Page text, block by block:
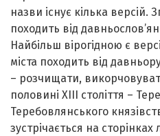
назви існує кілька версій.
походить від
Найбільш вірогідною є
міста походить від
– розчищати,
половині ХІІІ століття –
Теребовлянського
зустрічається на сторінках